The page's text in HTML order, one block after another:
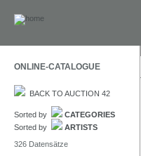
ONLINE-CATALOGUE
BACK TO AUCTION 42
Sorted by
CATEGORIES
Sorted by
ARTISTS
326 Datensätze